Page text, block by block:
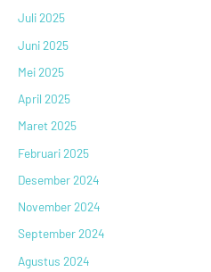
Juli 2025
Juni 2025
Mei 2025
April 2025
Maret 2025
Februari 2025
Desember 2024
November 2024
September 2024
Agustus 2024